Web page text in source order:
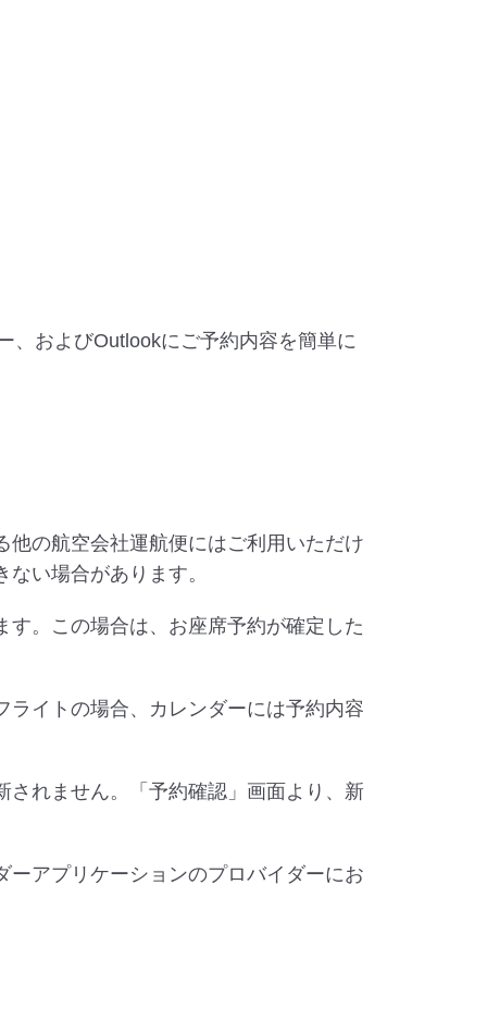
、およびOutlookにご予約内容を簡単に
の航空会社運航便にはご利用いただけ
い場合があります。
。この場合は、お座席予約が確定した
イトの場合、カレンダーには予約内容
れません。「予約確認」画面より、新
アプリケーションのプロバイダーにお